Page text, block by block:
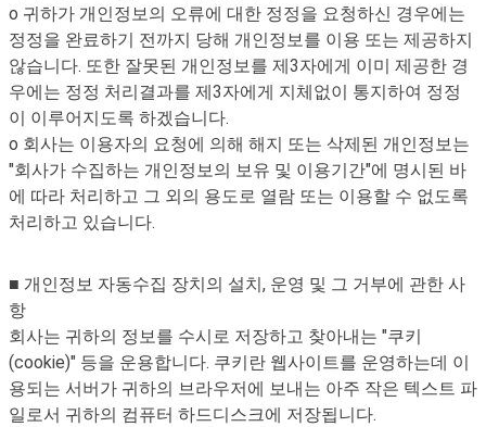
o 귀하가 개인정보의 오류에 대한 정정을 요청하신 경우에는
정정을 완료하기 전까지 당해 개인정보를 이용 또는 제공하지
않습니다. 또한 잘못된 개인정보를 제3자에게 이미 제공한 경
우에는 정정 처리결과를 제3자에게 지체없이 통지하여 정정
이 이루어지도록 하겠습니다.
o 회사는 이용자의 요청에 의해 해지 또는 삭제된 개인정보는
"회사가 수집하는 개인정보의 보유 및 이용기간"에 명시된 바
에 따라 처리하고 그 외의 용도로 열람 또는 이용할 수 없도록
처리하고 있습니다.
■ 개인정보 자동수집 장치의 설치, 운영 및 그 거부에 관한 사
항
회사는 귀하의 정보를 수시로 저장하고 찾아내는 "쿠키
(cookie)" 등을 운용합니다. 쿠키란 웹사이트를 운영하는데 이
용되는 서버가 귀하의 브라우저에 보내는 아주 작은 텍스트 파
일로서 귀하의 컴퓨터 하드디스크에 저장됩니다.